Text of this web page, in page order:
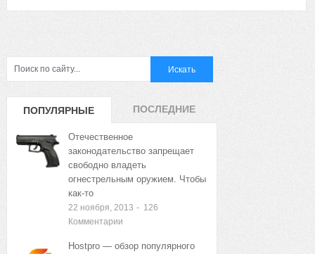
ПОПУЛЯРНЫЕ
ЗАПИСИ
ПОСЛЕДНИЕ
Отечественное
законодательство запрещает
свободно владеть
огнестрельным оружием. Чтобы
как-то
22 ноября, 2013 - 126
Комментарии
Hostpro — обзор популярного